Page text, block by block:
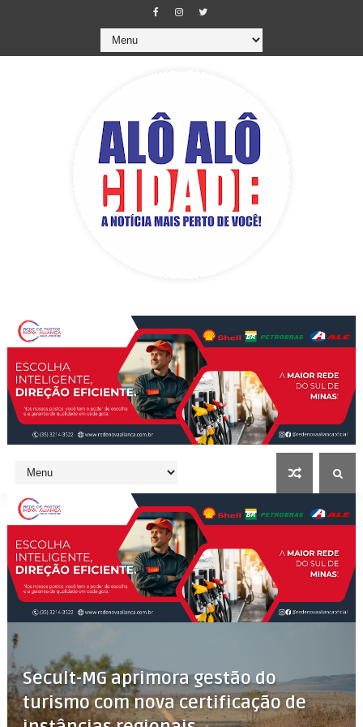
Secult-MG aprimora gestão do
turismo com nova certificação de